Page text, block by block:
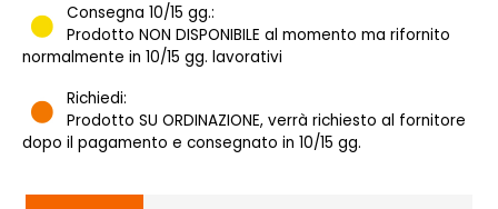
Consegna 10/15 gg.:
Prodotto NON DISPONIBILE al momento ma rifornito
normalmente in 10/15 gg. lavorativi
Richiedi:
Prodotto SU ORDINAZIONE, verrà richiesto al fornitore
dopo il pagamento e consegnato in 10/15 gg.